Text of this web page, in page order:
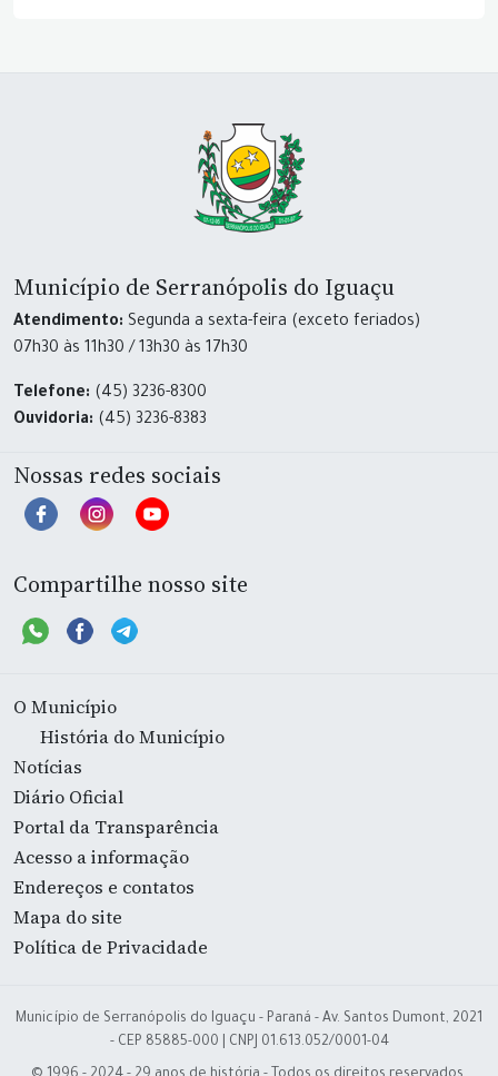
Município de Serranópolis do Iguaçu
Atendimento: Segunda a sexta-feira (exceto feriados)
07h30 às 11h30 / 13h30 às 17h30
Telefone: (45) 3236-8300
Ouvidoria: (45) 3236-8383
Nossas redes sociais
Compartilhe nosso site
O Município
História do Município
Notícias
Diário Oficial
Portal da Transparência
Acesso a informação
Endereços e contatos
Mapa do site
Política de Privacidade
Município de Serranópolis do Iguaçu - Paraná - Av. Santos Dumont, 2021
- CEP 85885-000 | CNPJ 01.613.052/0001-04